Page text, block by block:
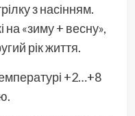
з насінням.
«зиму + весну»,
рік життя.
+2…+8